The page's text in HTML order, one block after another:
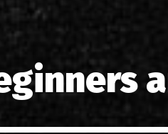
Greece
1988-09-13 Nea
1998-09-04
Reviews
Interviews